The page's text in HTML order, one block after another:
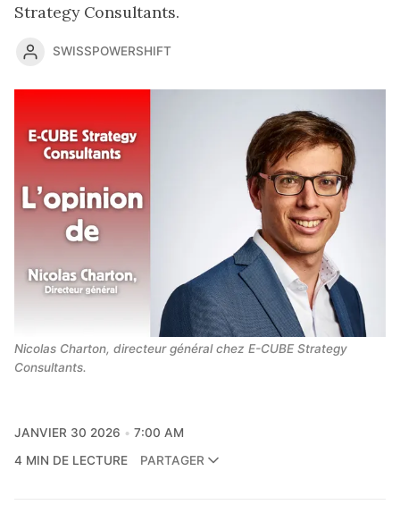
Strategy Consultants.
SWISSPOWERSHIFT
Nicolas Charton, directeur général chez E-CUBE Strategy
Consultants.
JANVIER 30 2026
7:00 AM
4 MIN DE LECTURE
PARTAGER